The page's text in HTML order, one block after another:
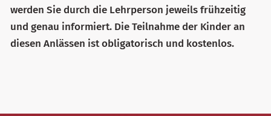
werden Sie durch die Lehrperson jeweils frühzeitig
und genau informiert. Die Teilnahme der Kinder an
diesen Anlässen ist obligatorisch und kostenlos.